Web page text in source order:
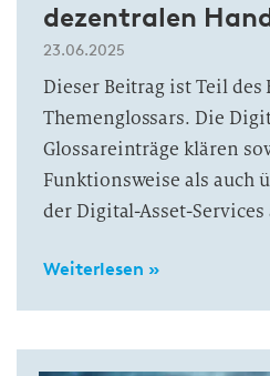
dezentralen
23.06.2025
Dieser Beitrag ist Teil
Themenglossars. Die
Glossareinträge klären
Funktionsweise als auch
der Digital-Asset-Services
Weiterlesen »